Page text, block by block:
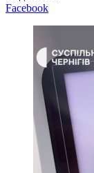
Facebook